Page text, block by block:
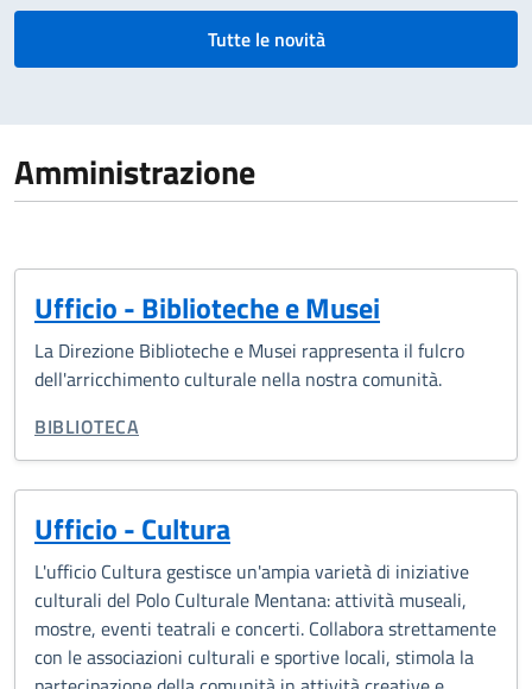
Tutte le novità
Amministrazione
Ufficio - Biblioteche e Musei
La Direzione Biblioteche e Musei rappresenta il fulcro
dell'arricchimento culturale nella nostra comunità.
TIPO DI ORGANIZZAZIONE:
BIBLIOTECA
Ufficio - Cultura
L'ufficio Cultura gestisce un'ampia varietà di iniziative
culturali del Polo Culturale Mentana: attività museali,
mostre, eventi teatrali e concerti. Collabora strettamente
con le associazioni culturali e sportive locali, stimola la